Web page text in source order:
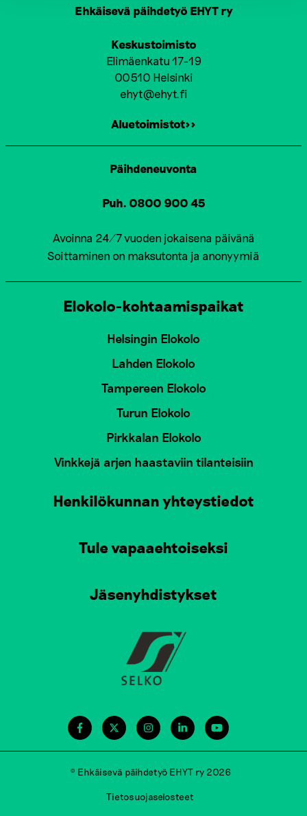
Ehkäisevä päihdetyö EHYT ry
Keskustoimisto
Elimäenkatu 17-19
00510 Helsinki
ehyt@ehyt.fi
Aluetoimistot>>
Päihdeneuvonta
Puh. 0800 900 45
Avoinna 24/7 vuoden jokaisena päivänä
Soittaminen on maksutonta ja anonyymiä
Elokolo-kohtaamispaikat
Helsingin Elokolo
Lahden Elokolo
Tampereen Elokolo
Turun Elokolo
Pirkkalan Elokolo
Vinkkejä arjen haastaviin tilanteisiin
Henkilökunnan yhteystiedot
Tule vapaaehtoiseksi
Jäsenyhdistykset
© Ehkäisevä päihdetyö EHYT ry 2026
Tietosuojaselosteet